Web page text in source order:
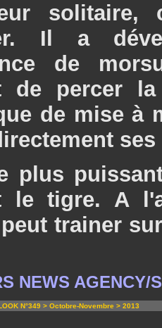
Il a
de
de percer
de mise à
plus
le tigre. A
trainer
NEWS AGENCY/
N°349 > Octobre-Novembre > 2013